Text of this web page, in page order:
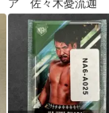
ア 佐々木憂流迦
HAKOBUNEカード